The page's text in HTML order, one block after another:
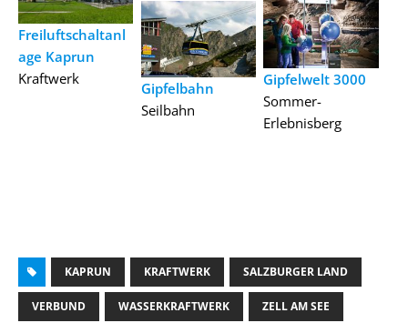
Freiluftschaltanl
age Kaprun
Kraftwerk
Gipfelbahn
Seilbahn
Gipfelwelt 3000
Sommer-
Erlebnisberg
KAPRUN KRAFTWERK SALZBURGER LAND
VERBUND WASSERKRAFTWERK ZELL AM SEE